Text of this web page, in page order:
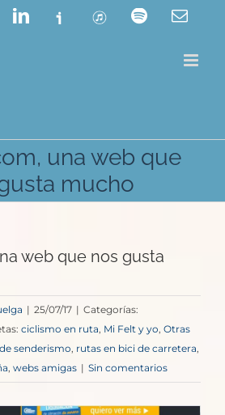
LinkedIn
Ivoox ITunes Spotify
una web que
mucho
web que nos gusta
| 25/07/17 | Categorías:
ciclismo en ruta, Mi Felt y yo, Otras
senderismo, rutas en bici de carretera,
, webs amigas | Sin comentarios